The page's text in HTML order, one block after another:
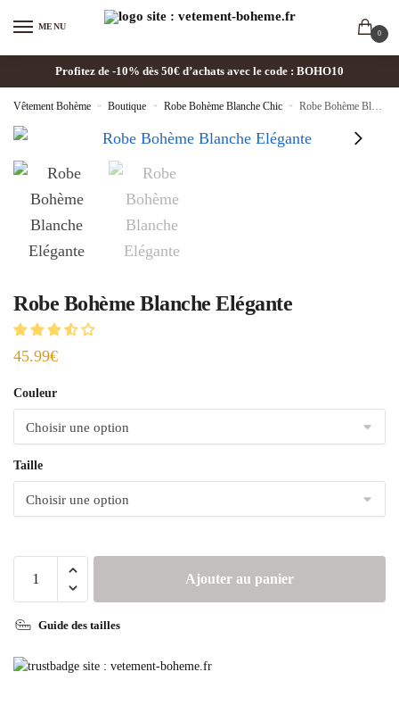
MENU
0
Profitez de -10% dès 50€ d’achats avec le code : BOHO10
Vêtement Bohème » Boutique » Robe Bohème Blanche Chic » Robe Bohème Blanche Elégante
Robe Bohème Blanche Elégante
45.99€
Couleur
Taille
Ajouter au panier
Guide des tailles